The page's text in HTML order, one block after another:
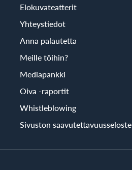
Elokuvateatterit
Yhteystiedot
Anna palautetta
Meille töihin?
Mediapankki
Oiva -raportit
Whistleblowing
Sivuston saavutettavuusseloste